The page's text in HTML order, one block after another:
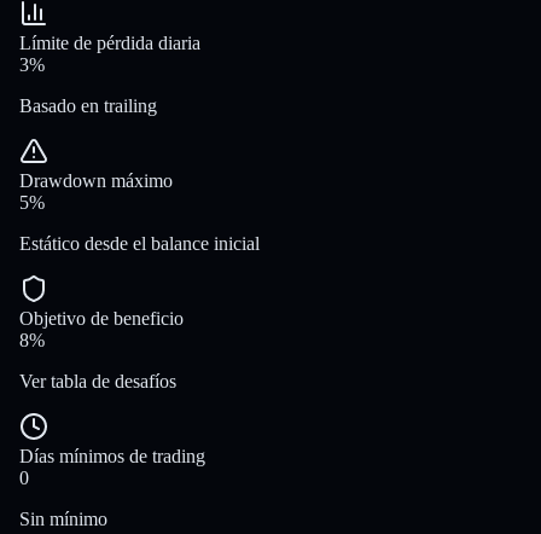
Límite de pérdida diaria
3%
Basado en trailing
Drawdown máximo
5%
Estático desde el balance inicial
Objetivo de beneficio
8%
Ver tabla de desafíos
Días mínimos de trading
0
Sin mínimo